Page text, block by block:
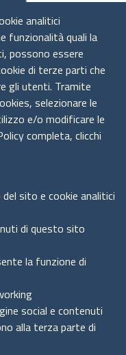
analitici
funzionalità quali la
possono essere
di terze parti che
gli utenti. Tramite
selezionare le
e/o modificare le
completa, clicchi
sito e cookie analitici
di questo sito
la funzione di
social e contenuti
alla terza parte di